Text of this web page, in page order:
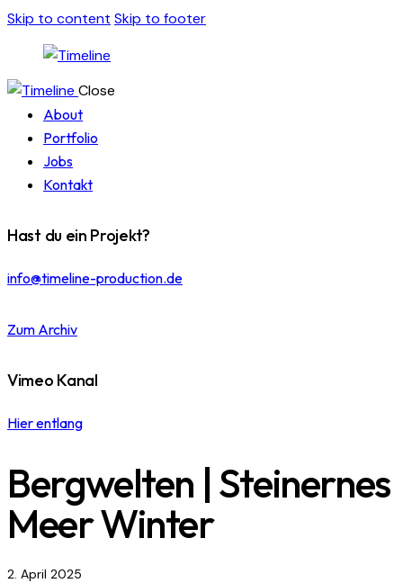
Skip to content Skip to footer
Close
About
Portfolio
Jobs
Kontakt
Hast du ein Projekt?
info@timeline-production.de
Zum Archiv
Vimeo Kanal
Hier entlang
Bergwelten | Steinernes
Meer Winter
2. April 2025